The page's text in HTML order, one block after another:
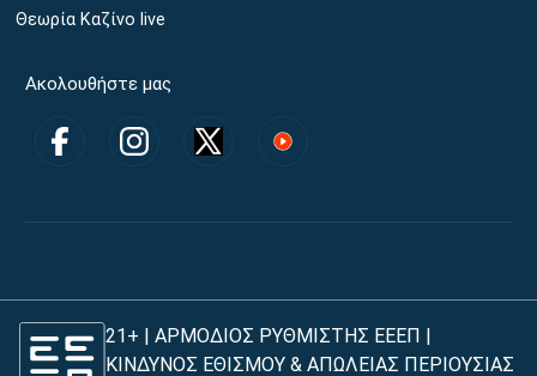
Θεωρία Καζίνο live
Ακολουθήστε μας
21+ | ΑΡΜΟΔΙΟΣ ΡΥΘΜΙΣΤΗΣ ΕΕΕΠ |
ΚΙΝΔΥΝΟΣ ΕΘΙΣΜΟΥ & ΑΠΩΛΕΙΑΣ ΠΕΡΙΟΥΣΙΑΣ